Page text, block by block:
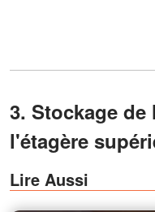
3. Stockage
l'étagère
Lire Aussi